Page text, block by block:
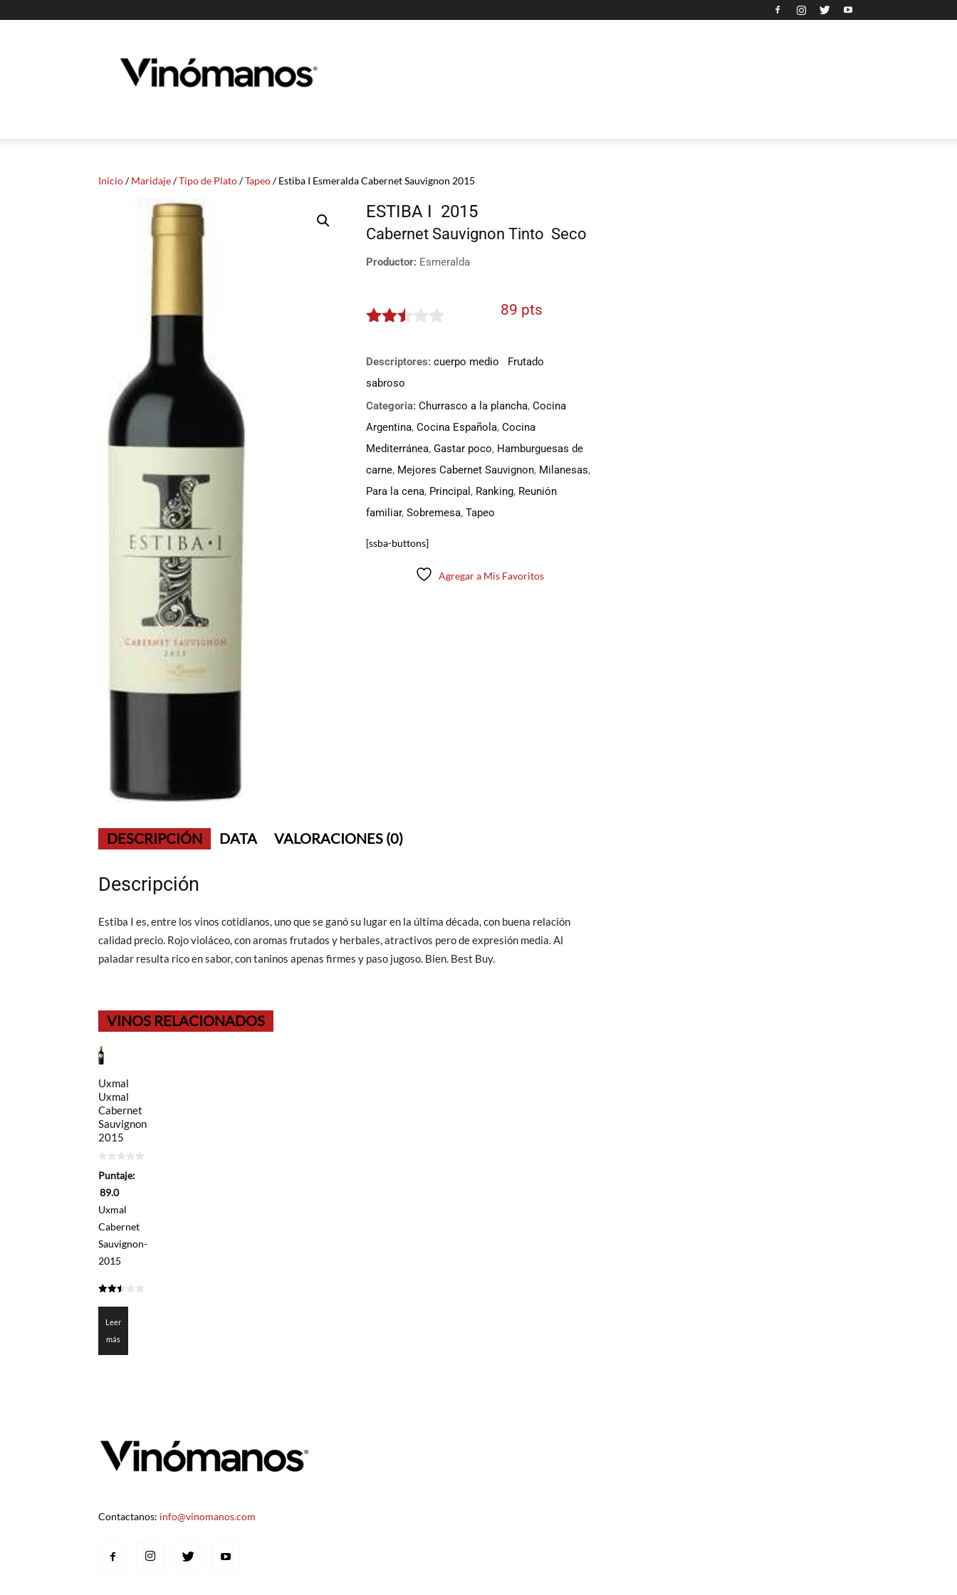
Vinomanos
Inicio/Maridaje/Tipo de Plato/Tapeo/ Estiba I Esmeralda Cabernet Sauvignon 2015
ESTIBA I 2015
Cabernet Sauvignon Tinto Seco
Productor: Esmeralda
89 pts
Descriptores: cuerpo medio
Frutado
sabroso
Categoria: Churrasco a la plancha, Cocina
Argentina, Cocina Española, Cocina
Mediterránea, Gastar poco, Hamburguesas de
carne, Mejores Cabernet Sauvignon, Milanesas,
Para la cena, Principal , Ranking, Reunión
familiar, Sobremesa, Tapeo
[ssba-buttons]
Agregar a Mis Favoritos
DESCRIPCIÓN DATA VALORACIONES (0)
Descripción
Estiba I es, entre los vinos cotidianos, uno que se ganó su lugar en la última década, con buena relación
calidad precio. Rojo violáceo, con aromas frutados y herbales, atractivos pero de expresión media. Al
paladar resulta rico en sabor, con taninos apenas firmes y paso jugoso. Bien. Best Buy.
VINOS RELACIONADOS
Uxmal
Uxmal
Cabernet
Sauvignon
2015
de
Puntaje:
89.0
Uxmal
Cabernet
Sauvignon-
2015
de 5
Leer
más
Contactanos: info@vinomanos.com